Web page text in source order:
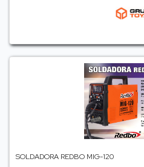
SOLDADORA REDBO MIG-120